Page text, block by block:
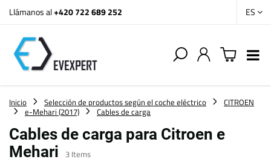
Llámanos al+420 722 689 252 ES
Inicio Selección de productos según el coche eléctrico
CITROEN
e-Mehari (2017)
Cables de carga
Cables de carga para Citroen e
Mehari
3 Items